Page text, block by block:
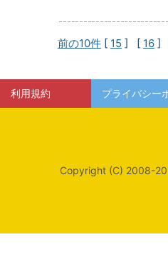
前の10件 [ 15 ] [ 16 ]
利用規約 プライバシー
Copyright (C) 2008-